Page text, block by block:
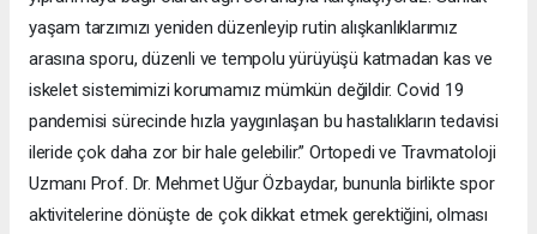
yaşam tarzımızı yeniden düzenleyip rutin alışkanlıklarımız
arasına sporu, düzenli ve tempolu yürüyüşü katmadan kas ve
iskelet sistemimizi korumamız mümkün değildir. Covid 19
pandemisi sürecinde hızla yaygınlaşan bu hastalıkların tedavisi
ileride çok daha zor bir hale gelebilir.” Ortopedi ve Travmatoloji
Uzmanı Prof. Dr. Mehmet Uğur Özbaydar, bununla birlikte spor
aktivitelerine dönüşte de çok dikkat etmek gerektiğini, olması